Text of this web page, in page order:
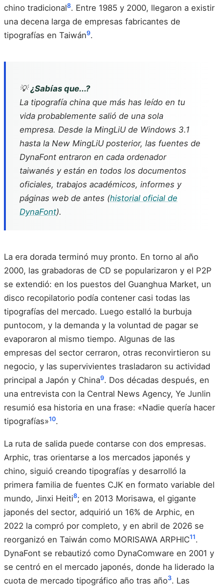
chino tradicional8. Entre 1985 y 2000, llegaron a existir
una decena larga de empresas fabricantes de
tipografías en Taiwán9.
💡¿Sabías que...?
La tipografía china que más has leído en tu
vida probablemente salió de una sola
empresa. Desde la MingLiU de Windows 3.1
hasta la New MingLiU posterior, las fuentes de
DynaFont entraron en cada ordenador
taiwanés y están en todos los documentos
oficiales, trabajos académicos, informes y
páginas web de antes (historial oficial de
DynaFont).
La era dorada terminó muy pronto. En torno al año
2000, las grabadoras de CD se popularizaron y el P2P
se extendió: en los puestos del Guanghua Market, un
disco recopilatorio podía contener casi todas las
tipografías del mercado. Luego estalló la burbuja
puntocom, y la demanda y la voluntad de pagar se
evaporaron al mismo tiempo. Algunas de las
empresas del sector cerraron, otras reconvirtieron su
negocio, y las supervivientes trasladaron su actividad
principal a Japón y China9. Dos décadas después, en
una entrevista con la Central News Agency, Ye Junlin
resumió esa historia en una frase: «Nadie quería hacer
tipografías»10.
La ruta de salida puede contarse con dos empresas.
Arphic, tras orientarse a los mercados japonés y
chino, siguió creando tipografías y desarrolló la
primera familia de fuentes CJK en formato variable del
mundo, Jinxi Heiti8; en 2013 Morisawa, el gigante
japonés del sector, adquirió un 16% de Arphic, en
2022 la compró por completo, y en abril de 2026 se
reorganizó en Taiwán como MORISAWA ARPHIC11.
DynaFont se rebautizó como DynaComware en 2001 y
se centró en el mercado japonés, donde ha liderado la
cuota de mercado tipográfico año tras año3. Las